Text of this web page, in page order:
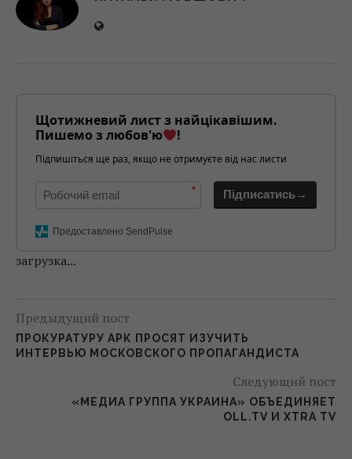
Щотижневий лист з найцікавішим.
Пишемо з любов'ю
!
Підпишіться ще раз, якщо не отримуєте від нас листи
* Підписатись→
Предоставлено SendPulse
загрузка...
Предыдущий пост
ПРОКУРАТУРУ АРК ПРОСЯТ ИЗУЧИТЬ
ИНТЕРВЬЮ МОСКОВСКОГО ПРОПАГАНДИСТА
Следующий пост
«МЕДИА ГРУППА УКРАИНА» ОБЪЕДИНЯЕТ
OLL.TV И XTRA TV